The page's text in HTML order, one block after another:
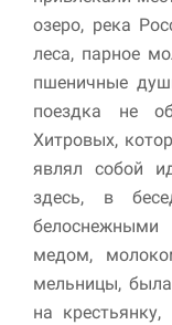
озеро, река
леса, парное
пшеничные
поездка не
Хитровых,
являл собой
здесь, в
белоснежными
медом,
мельницы,
на крестьянку,